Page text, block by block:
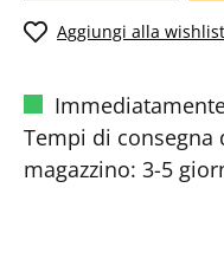
Aggiungi alla wishlist
Tempi di
magazzino: 3-5